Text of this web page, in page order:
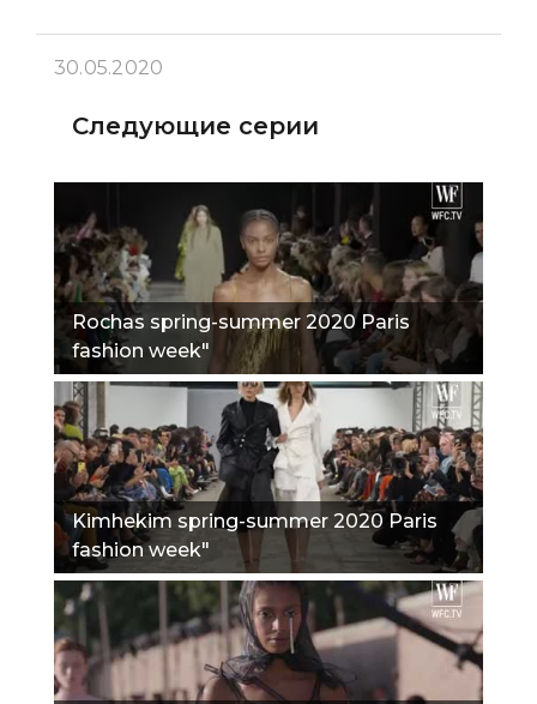
30.05.2020
Следующие серии
Rochas spring-summer 2020 Paris
fashion week"
Kimhekim spring-summer 2020 Paris
fashion week"